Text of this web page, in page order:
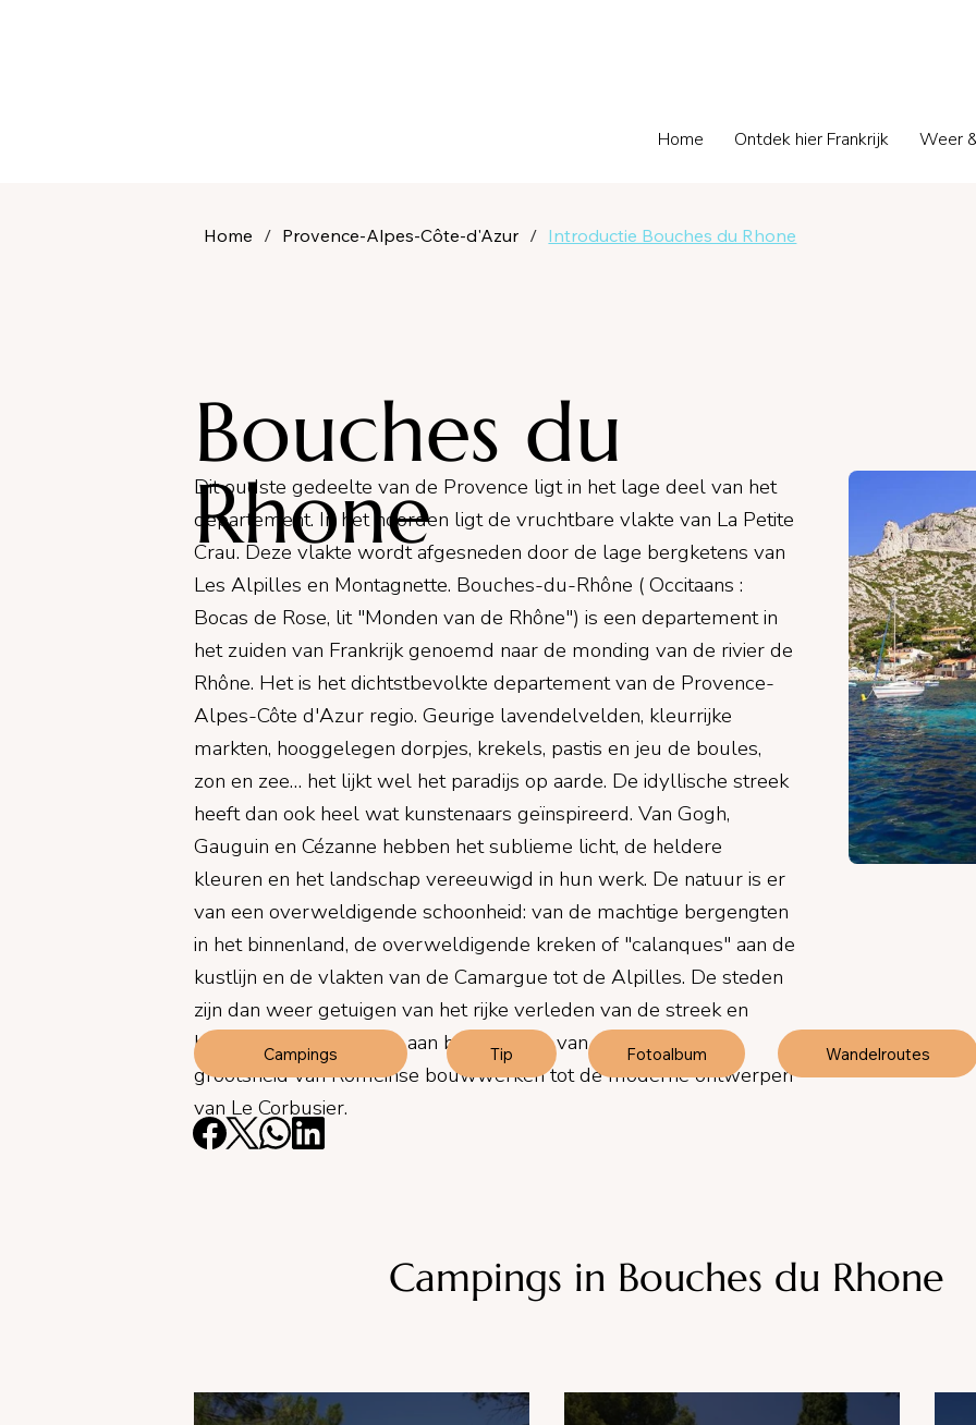
Home Ontdek hier Frankrijk Weer
Home / Provence-Alpes-Côte-d'Azur / Introductie Bouches du Rhone
Bouches du
Rhone
Dit oudste gedeelte van de Provence ligt in het lage deel van het
departement. In het noorden ligt de vruchtbare vlakte van La Petite
Crau. Deze vlakte wordt afgesneden door de lage bergketens van
Les Alpilles en Montagnette. Bouches-du-Rhône ( Occitaans :
Bocas de Rose, lit "Monden van de Rhône") is een departement in
het zuiden van Frankrijk genoemd naar de monding van de rivier de
Rhône. Het is het dichtstbevolkte departement van de Provence-
Alpes-Côte d'Azur regio. Geurige lavendelvelden, kleurrijke
markten, hooggelegen dorpjes, krekels, pastis en jeu de boules,
zon en zee… het lijkt wel het paradijs op aarde. De idyllische streek
heeft dan ook heel wat kunstenaars geïnspireerd. Van Gogh,
Gauguin en Cézanne hebben het sublieme licht, de heldere
kleuren en het landschap vereeuwigd in hun werk. De natuur is er
van een overweldigende schoonheid: van de machtige bergengten
in het binnenland, de overweldigende kreken of "calanques" aan de
kustlijn en de vlakten van de Camargue tot de Alpilles. De steden
zijn dan weer getuigen van het rijke verleden van de streek en
bieden een breed scala aan bouwstijlen: van de keizerlijke
grootsheid van Romeinse bouwwerken tot de moderne ontwerpen
van Le Corbusier.
Campings Tip Fotoalbum Wandelroutes
Campings in Bouches du Rhone